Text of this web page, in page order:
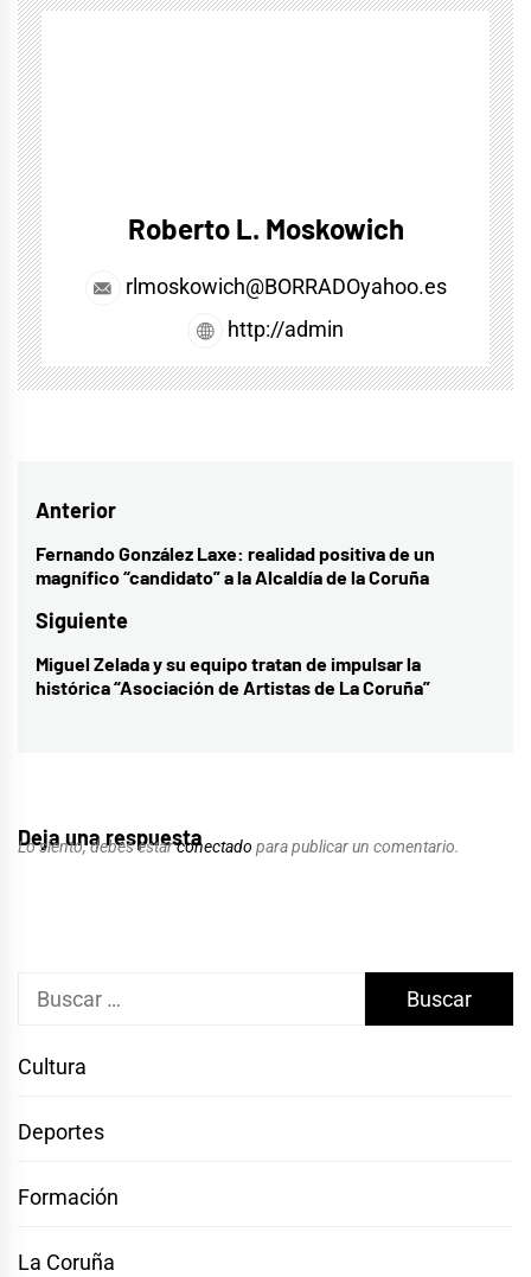
Roberto L. Moskowich
rlmoskowich@BORRADOyahoo.es
http://admin
Navegación
de
entradas
Anterior
Entrada
anterior:
Fernando González Laxe: realidad positiva de un
magnífico “candidato” a la Alcaldía de la Coruña
Siguiente
Entrada
siguiente:
Miguel Zelada y su equipo tratan de impulsar la
histórica “Asociación de Artistas de La Coruña”
Deja una respuesta
Lo siento, debes estarconectado para publicar un comentario.
Buscar:
Cultura
Deportes
Formación
La Coruña